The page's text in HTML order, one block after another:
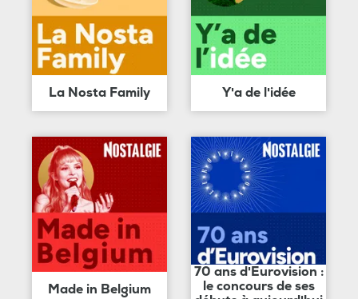
La Nosta Family Y'a de l'idée
Made in Belgium
70 ans d'Eurovision :
le concours de ses